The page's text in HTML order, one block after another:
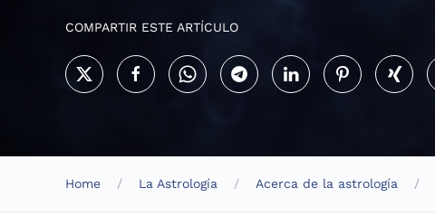
COMPARTIR ESTE ARTÍCULO
Home La Astrología Acerca de la astrología